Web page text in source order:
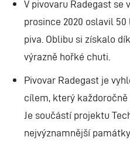
V pivovaru Radegast se
prosince 2020 oslavil
piva. Oblibu si získalo
výrazně hořké chuti.
Pivovar Radegast je
cílem, který
Je součástí projektu
nejvýznamnější